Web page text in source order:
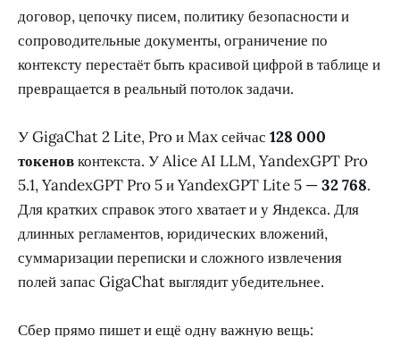
договор, цепочку писем, политику безопасности и
сопроводительные документы, ограничение по
контексту перестаёт быть красивой цифрой в таблице и
превращается в реальный потолок задачи.
У GigaChat 2 Lite, Pro и Max сейчас 128 000
токеновконтекста. У Alice AI LLM, YandexGPT Pro
5.1, YandexGPT Pro 5 и YandexGPT Lite 5 —32 768.
Для кратких справок этого хватает и у Яндекса. Для
длинных регламентов, юридических вложений,
суммаризации переписки и сложного извлечения
полей запас GigaChat выглядит убедительнее.
Сбер прямо пишет и ещё одну важную вещь: